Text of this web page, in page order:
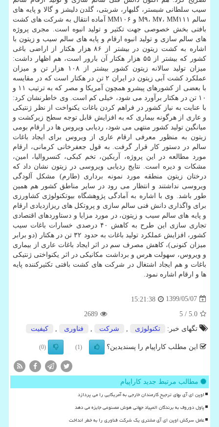
سیب سلطانی شبستر، گلبهار، شربتی، گلدن دلیشز و گالا و پایه های
سالم M۹، M۷، MM۱۱۱ و MM۱۰۶ آماده انتقال به شرکت های کشت
بافتی بخش خصوصی جهت تکثیر و تولید انبوه است. مجری پروژه
های سالم سازی و تولید انبوه ارقام و پایه های سالم سیب و زیتون با
اشاره به کشت زیتون در بیشتر از ۸۶ هزار هکتار از اراضی باغی
کشور که بیشتر از ۵۵ هزار هکتار آن بارور است، هم اظهار داشت:
میزان تولید سالانه زیتون کشور بیشتر از ۱۰۸ هزار تن و میزان
عملکرد کشت آبی زیتون در ایران ۲ تن در هکتار است که در مقایسه
با بعضی از کشورهای پیشرو همچون آمریکا و مصر که به ترتیب ۱۱ و
۱۰ تن در هکتار برآورد می شود، خیلی کم است. وی خاطرنشان کرد:
با عنایت به نیاز کشور در فراهم کردن باغات یکنواخت از نظر ژنتیکی
و عاری از هرگونه بیماری که به افزایش قابل توجه سطح زیرکشت و
میانگین تولید کشور منتهی می شود، ردیابی ویروس ها در ارقام بومی
زیتون به منظور معرفی ارقام عاری از ویروس برای ایجاد باغات
سالم در دستور کار قرار گرفت. به قول جعفرخانی کرمانی، ارقام
مورد مطالعه در این پروژه، آربکین، تخم کبکی، کنسروالیا، امین،
مشکات و دیره است. نتایج ردیابی ویروسی در زیتون نشان داد که
درختان زیتون منطقه مورد نمونه برداری (طارم) مشکل آلودگی
ویروسی نداشتند و انتظار می رود در سایر مناطق کشور هم همین
طور باشد. وی با اشاره به آمادگی پژوهشگاه بیوتکنولوژی کشاورزی
برای واگذاری دانش فنی سالم سازی و پروتکل های ریزازدیادی ارقام
و پایه های سالم سیب و زیتون، در مورد مزایا و دستاوردهای اقتصادی
تجاری سازی این طرح به کاهش ۴۰ درصدی خسارات باغات سیب
کشور، افزایش عملکرد تولید باغات به حدود ۳۲ تن در هکتار (دو برابر
میزان کنونی)، کاهش مصرف سم در اثر ایجاد باغات عاری از بیماری
و ویروس، سهولت هرس و برداشت مکانیکی در اثر یکنواختی ژنتیکی
باغات و هم ایجاد اشتغال در شرکت های کشت بافتی تکثیرکننده پایه
ها و ارقام اشاره نمود.
1399/05/07
15:21:38
5.0
/ 5
2689
تگهای خبر:
تكنولوژی شركت فناوری كیفیت
این مطلب کاراپیام را پسندیدین؟ (1)
(0)
مطالب مرتبط جدید کاراپیام
اوپن ای آی بهای ترجیح کارمندان خارجی به آمریکایی را می پردازد
پاول دوروف به برندگان المپیاد جهانی هوش مصنوعی جایزه می دهد
عامل سرکش اوپن ای آی مشتری یک شرکت فناوری را به خطر انداخت